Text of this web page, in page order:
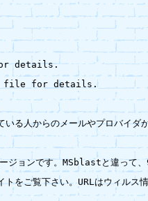
details.
file for details.
いる人からのメールやプロバイダ
ジョンです。MSblastと違って
トをご覧下さい。URLはウィルス